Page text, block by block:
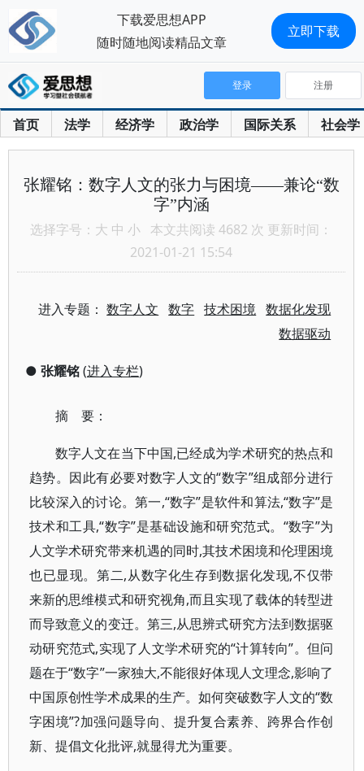
首页 法学 经济学 政治学 国际关系 社会学
登录 注册
张耀铭：数字人文的张力与困境——兼论“数
字”内涵
选择字号： 大 中 小 本文共阅读 4682 次 更新时间：
2021-01-21 15:54
进入专题：数字人文 数字 技术困境 数据化发现
数据驱动
● 张耀铭(进入专栏)
摘 要：
数字人文在当下中国,已经成为学术研究的热点和
趋势。因此有必要对数字人文的“数字”组成部分进行
比较深入的讨论。第一,“数字”是软件和算法,“数字”是
技术和工具,“数字”是基础设施和研究范式。“数字”为
人文学术研究带来机遇的同时,其技术困境和伦理困境
也已显现。第二,从数字化生存到数据化发现,不仅带
来新的思维模式和研究视角,而且实现了载体的转型进
而导致意义的变迁。第三,从思辨式研究方法到数据驱
动研究范式,实现了人文学术研究的“计算转向”。但问
题在于“数字”一家独大,不能很好体现人文理念,影响了
中国原创性学术成果的生产。如何突破数字人文的“数
字困境”?加强问题导向、提升复合素养、跨界合作创
新、提倡文化批评,就显得尤为重要。
下载爱思想APP
随时随地阅读精品文章
立即下载